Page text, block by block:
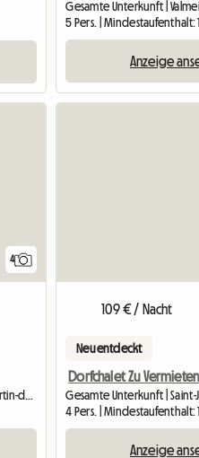
5 Pers. | Mindestaufenthalt:
Anzeige
4
Unterkunft beim Gastgeber | Saint-Martin-de-Belleville (73440)
109 € / Nacht
Neu entdeckt
Dorfchalet Zu Vermieten
4 Pers. | Mindestaufenthalt:
Anzeige